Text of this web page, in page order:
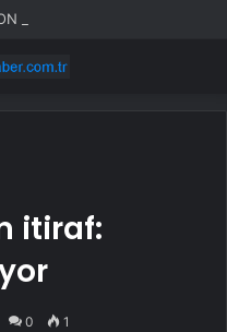
itiraf:
0 1